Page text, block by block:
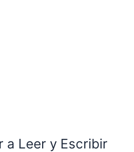
a Leer y Escribir